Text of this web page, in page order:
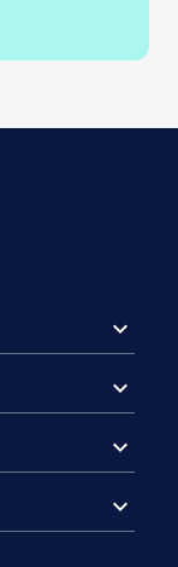
expand_more
expand_more
expand_more
expand_more